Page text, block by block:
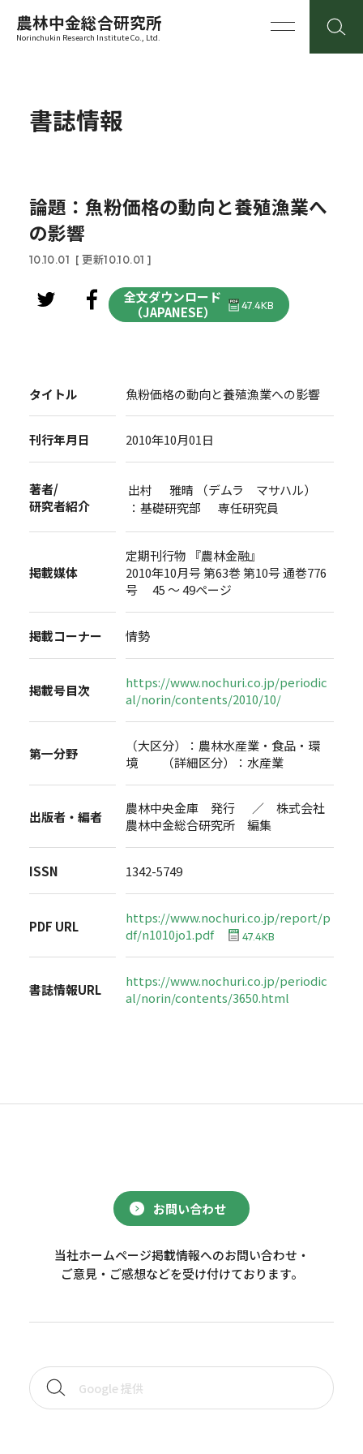
農林中金総合研究所
Norinchukin Research Institute Co., Ltd.
書誌情報
論題：魚粉価格の動向と養殖漁業へ
の影響
10.10.01 [ 更新10.10.01 ]
全文ダウンロード
（JAPANESE）
47.4KB
タイトル 魚粉価格の動向と養殖漁業への影響
刊行年月日 2010年10月01日
著者/
研究者紹介
出村 雅晴 （デムラ マサハル）
：基礎研究部 専任研究員
掲載媒体
定期刊行物 『農林金融』
2010年10月号 第63巻 第10号 通巻776
号 45 ～ 49ページ
掲載コーナー 情勢
掲載号目次
https://www.nochuri.co.jp/periodic
al/norin/contents/2010/10/
第一分野
（大区分）：農林水産業・食品・環
境 （詳細区分）：水産業
出版者・編者
農林中央金庫 発行 ／ 株式会社
農林中金総合研究所 編集
ISSN 1342-5749
PDF URL
https://www.nochuri.co.jp/report/p
df/n1010jo1.pdf
47.4KB
書誌情報URL
https://www.nochuri.co.jp/periodic
al/norin/contents/3650.html
お問い合わせ
当社ホームページ掲載情報へのお問い合わせ・
ご意見・ご感想などを受け付けております。